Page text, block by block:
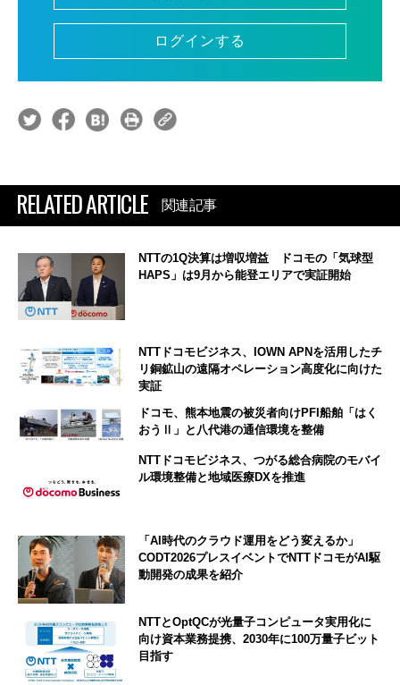
ログインする
RELATED ARTICLE 関連記事
NTTの1Q決算は増収増益 ドコモの「気球型
HAPS」は9月から能登エリアで実証開始
NTTドコモビジネス、IOWN APNを活用したチ
リ銅鉱山の遠隔オペレーション高度化に向けた
実証
ドコモ、熊本地震の被災者向けPFI船舶「はく
おうⅡ」と八代港の通信環境を整備
NTTドコモビジネス、つがる総合病院のモバイ
ル環境整備と地域医療DXを推進
「AI時代のクラウド運用をどう変えるか」
CODT2026プレスイベントでNTTドコモがAI駆
動開発の成果を紹介
NTTとOptQCが光量子コンピュータ実用化に
向け資本業務提携、2030年に100万量子ビット
目指す